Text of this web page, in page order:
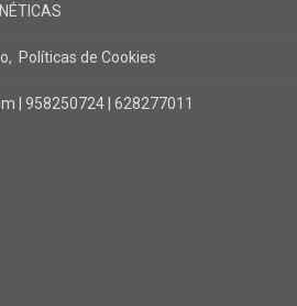
Políticas de Cookies
| 958250724| 628277011